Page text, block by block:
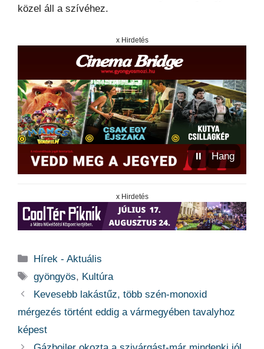
közel áll a szívéhez.
x Hirdetés
⏸ Hang
x Hirdetés
Kategória
Hírek - Aktuális
Címkék
gyöngyös, Kultúra
Kevesebb lakástűz, több szén-monoxid
mérgezés történt eddig a vármegyében tavalyhoz
képest